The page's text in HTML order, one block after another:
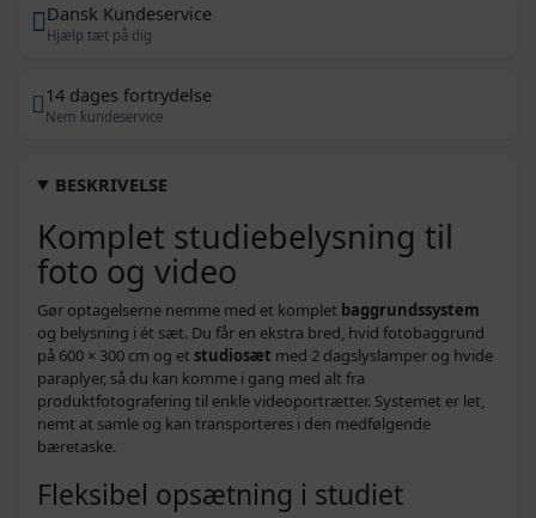
Dansk Kundeservice
Hjælp tæt på dig
14 dages fortrydelse
Nem kundeservice
BESKRIVELSE
Komplet studiebelysning til
foto og video
Gør optagelserne nemme med et komplet baggrundssystem
og belysning i ét sæt. Du får en ekstra bred, hvid fotobaggrund
på 600 × 300 cm og et studiosæt med 2 dagslyslamper og hvide
paraplyer, så du kan komme i gang med alt fra
produktfotografering til enkle videoportrætter. Systemet er let,
nemt at samle og kan transporteres i den medfølgende
bæretaske.
Fleksibel opsætning i studiet